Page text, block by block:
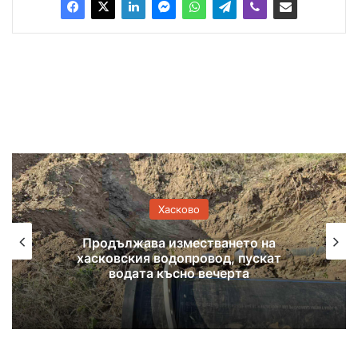
Хасково
Продължава изместването на
хасковския водопровод, пускат
водата късно вечерта